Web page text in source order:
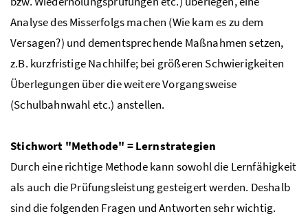
Analyse des Misserfolgs machen (Wie kam es zu dem
Versagen?) und dementsprechende Maßnahmen setzen,
z.B. kurzfristige Nachhilfe; bei größeren Schwierigkeiten
Überlegungen über die weitere Vorgangsweise
(Schulbahnwahl etc.) anstellen.
Stichwort "Methode" = Lernstrategien
Durch eine richtige Methode kann sowohl die Lernfähigkeit
als auch die Prüfungsleistung gesteigert werden. Deshalb
sind die folgenden Fragen und Antworten sehr wichtig.